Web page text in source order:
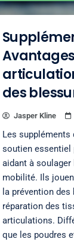
des
Jasper Kline
Les
soutien essentiel
aidant à
mobilité. Ils
la prévention
réparation des
articulations.
que les poudres